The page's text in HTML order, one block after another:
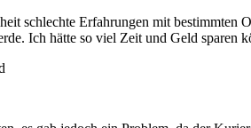
schlechte Erfahrungen mit bestimmten
Ich hätte so viel Zeit und Geld sparen